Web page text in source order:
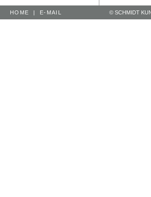
HOME | E-MAIL © SCHMIDT